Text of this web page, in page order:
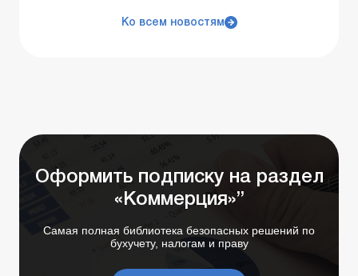
Ко всем новостям
Оформить подписку на раздел
«Коммерция»”
Самая полная библиотека безопасных решений по
бухучету, налогам и праву